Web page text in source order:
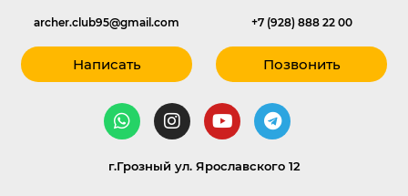
archer.club95@gmail.com
Написать
+7 (928) 888 22 00
Позвонить
г.Грозный ул. Ярославского 12